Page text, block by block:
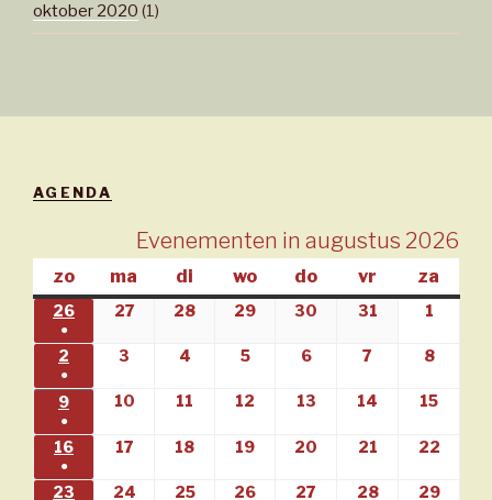
oktober 2020 (1)
AGENDA
Evenementen in augustus 2026
zozondag
ma maandag
di dinsdag
wowoensdag
dodonderdag
vr vrijdag
za
26 26/07/2026
●
(1
evenement)
27 27/07/2026
28 28/07/2026
29 29/07/2026
30 30/07/2026
31 31/07/2026
1
2 02/08/2026
●
(1
evenement)
3 03/08/2026
4 04/08/2026
505/08/2026
606/08/2026
7 07/08/2026
808/
9 09/08/2026
●
(1
evenement)
10 10/08/2026
11 11/08/2026
12 12/08/2026
13 13/08/2026
14 14/08/2026
15
16 16/08/2026
●
(1
17 17/08/2026
18 18/08/2026
19 19/08/2026
20 20/08/2026
21 21/08/2026
22
23 23/08/2026
24 24/08/2026
2525/08/2026
26 26/08/2026
27 27/08/2026
2828/08/2026
2929/